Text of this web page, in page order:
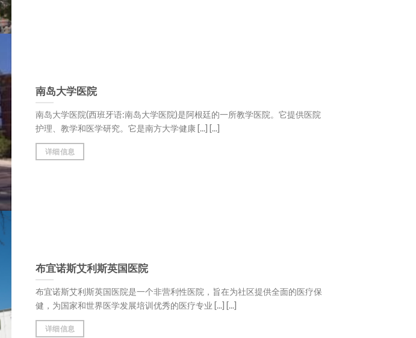
南岛大学医院
南岛大学医院(西班牙语:南岛大学医院)是阿根廷的一所教学医院。它提供医院
护理、教学和医学研究。它是南方大学健康 [...] [...]
详细信息
布宜诺斯艾利斯英国医院
布宜诺斯艾利斯英国医院是一个非营利性医院，旨在为社区提供全面的医疗保
健，为国家和世界医学发展培训优秀的医疗专业 [...] [...]
详细信息